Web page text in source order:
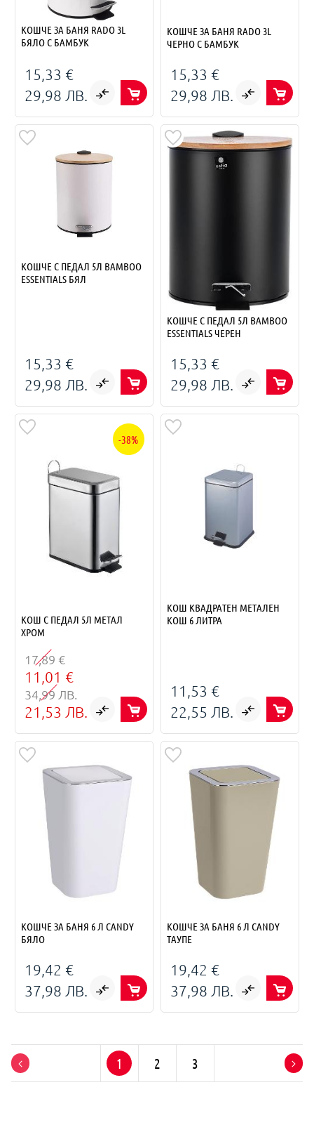
КОШЧЕ ЗА БАНЯ RADO 3L
БЯЛО С БАМБУК
15,33 €
29,98 ЛВ.
КОШЧЕ ЗА БАНЯ RADO 3L
ЧЕРНО С БАМБУК
15,33 €
29,98 ЛВ.
КОШЧЕ С ПЕДАЛ 5Л BAMBOO
ESSENTIALS БЯЛ
15,33 €
29,98 ЛВ.
КОШЧЕ С ПЕДАЛ 5Л BAMBOO
ESSENTIALS ЧЕРЕН
15,33 €
29,98 ЛВ.
-38%
КОШ С ПЕДАЛ 5Л МЕТАЛ
ХРОМ
17,89 €
11,01 €
34,99 ЛВ.
21,53 ЛВ.
КОШ КВАДРАТЕН МЕТАЛЕН
КОШ 6 ЛИТРА
11,53 €
22,55 ЛВ.
КОШЧЕ ЗА БАНЯ 6 Л CANDY
БЯЛО
19,42 €
37,98 ЛВ.
КОШЧЕ ЗА БАНЯ 6 Л CANDY
ТАУПЕ
19,42 €
37,98 ЛВ.
1 2 3